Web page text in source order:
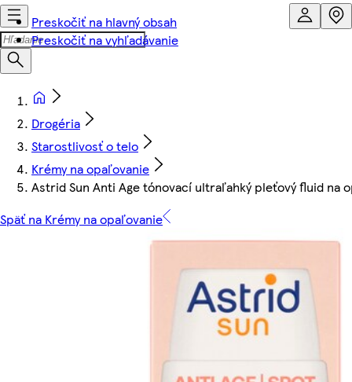
Preskočiť na hlavný obsah
Preskočiť na vyhľadávanie
Drogéria
Starostlivosť o telo
Krémy na opaľovanie
Astrid Sun Anti Age tónovací ultraľahký pleťový fluid na
Späť na Krémy na opaľovanie